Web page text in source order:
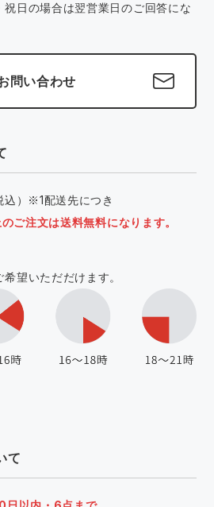
日の場合は翌営業日のご回答にな
問い合わせ
）※1配送先につき
ご注文は送料無料になります。
望いただだけます。
て